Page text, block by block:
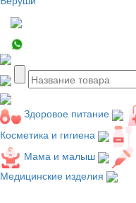
Здоровое питание
Косметика и гигиена
Мама и малыш
Медицинские изделия